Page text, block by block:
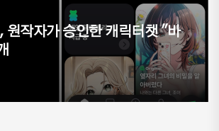
원작자가 승인한 캐릭터챗 "바